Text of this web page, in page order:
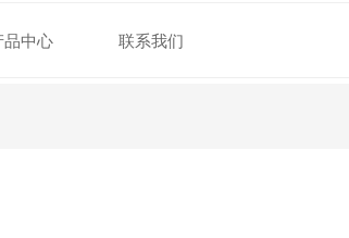
品中心 联系我们